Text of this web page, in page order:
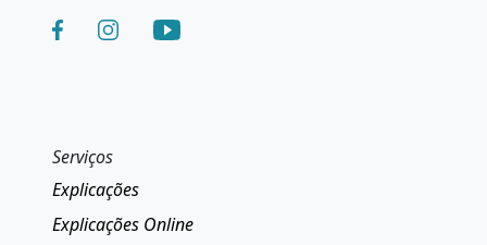
Serviços
Explicações
Explicações Online